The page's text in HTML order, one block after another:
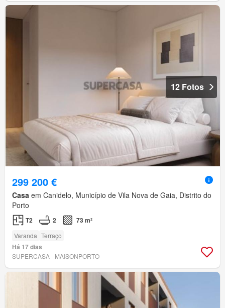
12 Fotos
299 200 €
Casa em Canidelo, Município de Vila Nova de Gaia, Distrito do
Porto
T2 2 73 m²
Varanda Terraço
Há 17 dias
SUPERCASA - MAISONPORTO